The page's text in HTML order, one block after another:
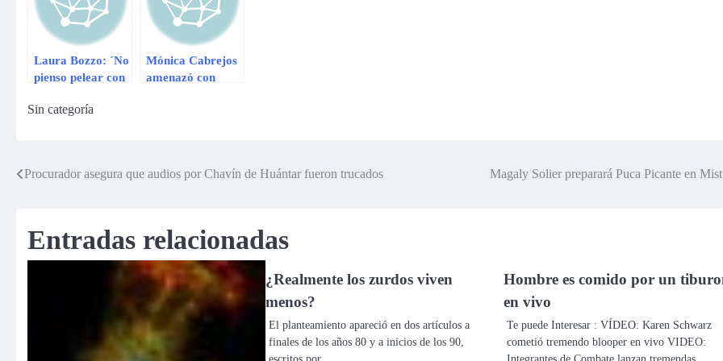
Laura Bozzo: ´No
pienso pelear con
Mónica Cabrejos
amenazó con
Sin categoría
Navegación
entradas
Procurador asegura que audios por Chavín de Huántar fueron trucados Magaly Solier preparará Puca Picante en
Entradas relacionadas
¿Realmente los zurdos viven
menos?
El planteamiento apareció en dos artículos a
finales de los años 80 y a inicios de los 90,
escritos por…
Hombre es comido por un
en vivo
Te puede Interesar : VÍDEO: Karen Schwarz
cometió tremendo blooper en vivo VIDEO:
Integrantes de Combate lanzan tremendas